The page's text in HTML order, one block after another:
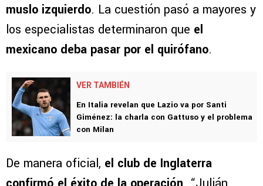
muslo izquierdo. La cuestión pasó a mayores y
los especialistas determinaron que el
mexicano deba pasar por el quirófano.
VER TAMBIÉN
En Italia revelan que Lazio va por Santi
Giménez: la charla con Gattuso y el problema
con Milan
De manera oficial, el club de Inglaterra